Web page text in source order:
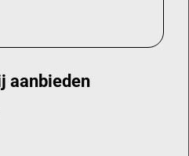
aanbieden